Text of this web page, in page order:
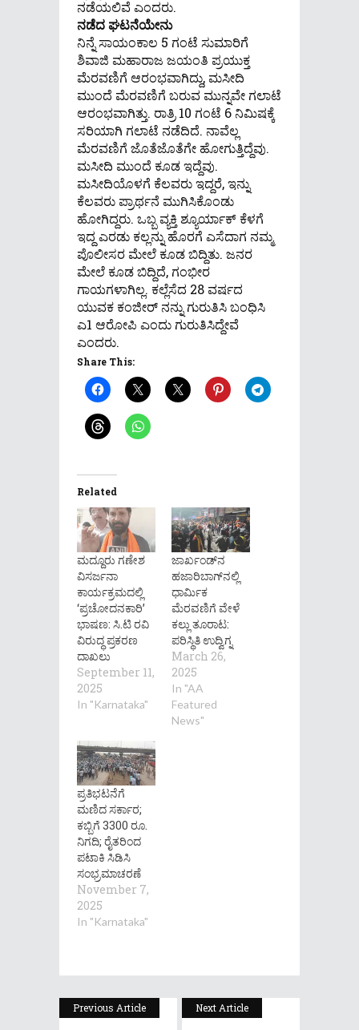
ನಡೆಯಲಿವೆ ಎಂದರು.
ನಡೆದ ಘಟನೆಯೇನು
ನಿನ್ನೆ ಸಾಯಂಕಾಲ 5 ಗಂಟೆ ಸುಮಾರಿಗೆ
ಶಿವಾಜಿ ಮಹಾರಾಜ ಜಯಂತಿ ಪ್ರಯುಕ್ತ
ಮೆರವಣಿಗೆ ಆರಂಭವಾಗಿದ್ದು, ಮಸೀದಿ
ಮುಂದೆ ಮೆರವಣಿಗೆ ಬರುವ ಮುನ್ನವೇ ಗಲಾಟೆ
ಆರಂಭವಾಗಿತ್ತು. ರಾತ್ರಿ 10 ಗಂಟೆ 6 ನಿಮಿಷಕ್ಕೆ
ಸರಿಯಾಗಿ ಗಲಾಟೆ ನಡೆದಿದೆ. ನಾವೆಲ್ಲ
ಮೆರವಣಿಗೆ ಜೊತೆಜೊತೆಗೇ ಹೋಗುತ್ತಿದ್ದೆವು.
ಮಸೀದಿ ಮುಂದೆ ಕೂಡ ಇದ್ದೆವು.
ಮಸೀದಿಯೊಳಗೆ ಕೆಲವರು ಇದ್ದರೆ, ಇನ್ನು
ಕೆಲವರು ಪ್ರಾರ್ಥನೆ ಮುಗಿಸಿಕೊಂಡು
ಹೋಗಿದ್ದರು. ಒಬ್ಬ ವ್ಯಕ್ತಿ ಶ್ಯೂರ್ಯಾಕ್ ಕೆಳಗೆ
ಇದ್ದ ಎರಡು ಕಲ್ಲನ್ನು ಹೊರಗೆ ಎಸೆದಾಗ ನಮ್ಮ
ಪೊಲೀಸರ ಮೇಲೆ ಕೂಡ ಬಿದ್ದಿತು. ಜನರ
ಮೇಲೆ ಕೂಡ ಬಿದ್ದಿದೆ, ಗಂಭೀರ
ಗಾಯಗಳಾಗಿಲ್ಲ. ಕಲ್ಲೆಸೆದ 28 ವರ್ಷದ
ಯುವಕ ಕಂಜೀರ್ ನನ್ನು ಗುರುತಿಸಿ ಬಂಧಿಸಿ
ಎ1 ಆರೋಪಿ ಎಂದು ಗುರುತಿಸಿದ್ದೇವೆ
ಎಂದರು.
Share This:
Related
ಮದ್ದೂರು ಗಣೇಶ
ವಿಸರ್ಜನಾ
ಕಾರ್ಯಕ್ರಮದಲ್ಲಿ
‘ಪ್ರಚೋದನಕಾರಿ’
ಭಾಷಣ: ಸಿ.ಟಿ ರವಿ
ವಿರುದ್ಧ ಪ್ರಕರಣ
ದಾಖಲು
September 11,
2025
In "Karnataka"
ಜಾರ್ಖಂಡ್‌ನ
ಹಜಾರಿಬಾಗ್‌ನಲ್ಲಿ
ಧಾರ್ಮಿಕ
ಮೆರವಣಿಗೆ ವೇಳೆ
ಕಲ್ಲು ತೂರಾಟ:
ಪರಿಸ್ಥಿತಿ ಉದ್ವಿಗ್ನ
March 26,
2025
In "AA
Featured
News"
ಪ್ರತಿಭಟನೆಗೆ
ಮಣಿದ ಸರ್ಕಾರ;
ಕಬ್ಬಿಗೆ 3300 ರೂ.
ನಿಗದಿ; ರೈತರಿಂದ
ಪಟಾಕಿ ಸಿಡಿಸಿ
ಸಂಭ್ರಮಾಚರಣೆ
November 7,
2025
In "Karnataka"
Previous Article Next Article